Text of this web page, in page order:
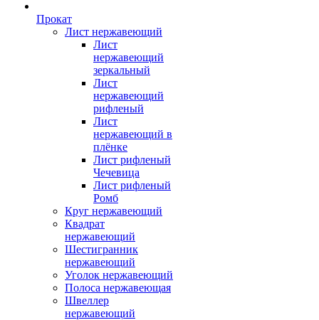
Прокат
Лист нержавеющий
Лист
нержавеющий
зеркальный
Лист
нержавеющий
рифленый
Лист
нержавеющий в
плёнке
Лист рифленый
Чечевица
Лист рифленый
Ромб
Круг нержавеющий
Квадрат
нержавеющий
Шестигранник
нержавеющий
Уголок нержавеющий
Полоса нержавеющая
Швеллер
нержавеющий